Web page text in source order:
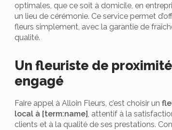
optimales, que ce soit à domicile, en
un lieu de cérémonie. Ce service permet
fleurs simplement, avec la garantie de
qualité.
Un fleuriste de proximité
engagé
Faire appel à Alloin Fleurs, c’est choisir un
local à [term:name], attentif à la
clients et à la qualité de ses prestations.